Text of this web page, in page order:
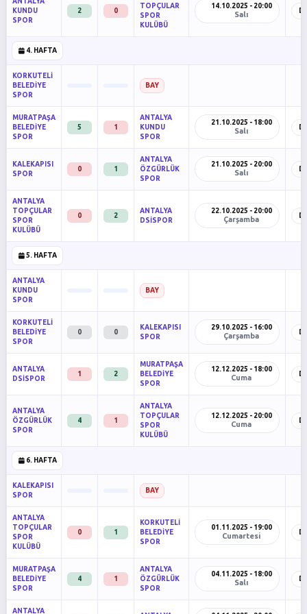
KUNDU
SPOR
2 0
TOPÇULAR
SPOR
KULÜBÜ
14.10.2025 - 20:00
Salı
4. HAFTA
KORKUTELİ
BELEDİYE
SPOR
BAY
MURATPAŞA
BELEDİYE
SPOR
5 1
ANTALYA
KUNDU
SPOR
21.10.2025 - 18:00
Salı
KALEKAPISI
SPOR
0 1
ANTALYA
ÖZGÜRLÜK
SPOR
21.10.2025 - 20:00
Salı
ANTALYA
TOPÇULAR
SPOR
KULÜBÜ
0 2
ANTALYA
DSİSPOR
22.10.2025 - 20:00
Çarşamba
5. HAFTA
ANTALYA
KUNDU
SPOR
BAY
KORKUTELİ
BELEDİYE
SPOR
0 0
KALEKAPISI
SPOR
29.10.2025 - 16:00
Çarşamba
ANTALYA
DSİSPOR
1 2
MURATPAŞA
BELEDİYE
SPOR
12.12.2025 - 18:00
Cuma
ANTALYA
ÖZGÜRLÜK
SPOR
4 1
ANTALYA
TOPÇULAR
SPOR
KULÜBÜ
12.12.2025 - 20:00
Cuma
6. HAFTA
KALEKAPISI
SPOR
BAY
ANTALYA
TOPÇULAR
SPOR
KULÜBÜ
0 1
KORKUTELİ
BELEDİYE
SPOR
01.11.2025 - 19:00
Cumartesi
MURATPAŞA
BELEDİYE
SPOR
4 1
ANTALYA
ÖZGÜRLÜK
SPOR
04.11.2025 - 18:00
Salı
ANTALYA